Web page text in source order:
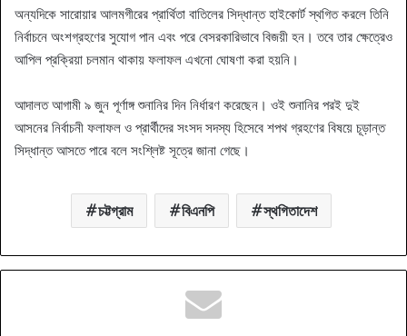
অন্যদিকে সারোয়ার আলমগীরের প্রার্থিতা বাতিলের সিদ্ধান্ত হাইকোর্ট স্থগিত করলে তিনি
নির্বাচনে অংশগ্রহণের সুযোগ পান এবং পরে বেসরকারিভাবে বিজয়ী হন। তবে তার ক্ষেত্রেও
আপিল প্রক্রিয়া চলমান থাকায় ফলাফল এখনো ঘোষণা করা হয়নি।
আদালত আগামী ৯ জুন পূর্ণাঙ্গ শুনানির দিন নির্ধারণ করেছেন। ওই শুনানির পরই দুই
আসনের নির্বাচনী ফলাফল ও প্রার্থীদের সংসদ সদস্য হিসেবে শপথ গ্রহণের বিষয়ে চূড়ান্ত
সিদ্ধান্ত আসতে পারে বলে সংশ্লিষ্ট সূত্রে জানা গেছে।
চট্টগ্রাম বিএনপি স্থগিতাদেশ